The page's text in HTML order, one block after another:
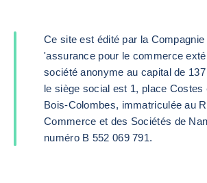
Ce site est édité par la
'assurance pour le commerce
société anonyme au capital de
le siège social est 1, place Costes
Bois-Colombes, immatriculée au
Commerce et des Sociétés de
numéro B 552 069 791.